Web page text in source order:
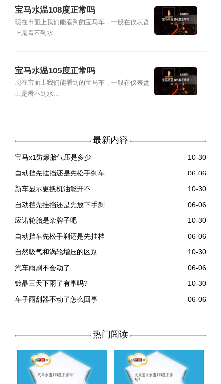
宝马水温108度正常吗
现在市面上我们能看到的宝马车，一般在仪表盘
上是看不到水...
宝马水温105度正常吗
现在市面上我们能看到的宝马车，一般在仪表盘
上是看不到水...
最新内容
宝马x1防爆胎气压是多少
10-30
自动挡先挂挡还是先松手刹车
06-06
新车显示更换机油能开不
10-30
自动挡先挂挡还是先放下手刹
06-06
应诺轮胎是杂牌子吧
10-30
自动挡车先松手刹还是先挂档
06-06
自然吸气和涡轮增压的区别
10-30
汽车雨刷不会动了
06-06
镀晶三天下雨了有事吗?
10-30
车子雨刮器不动了怎么回事
06-06
热门阅读